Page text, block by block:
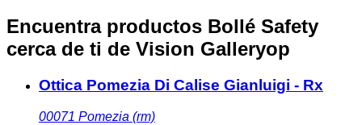
Encuentra productos Bollé Safety
cerca de ti de Vision Galleryop
Ottica Pomezia Di Calise Gianluigi - Rx
00071 Pomezia (rm)